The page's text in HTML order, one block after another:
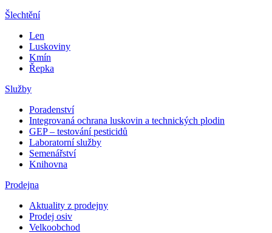
Šlechtění
Len
Luskoviny
Kmín
Řepka
Služby
Poradenství
Integrovaná ochrana luskovin a technických plodin
GEP – testování pesticidů
Laboratorní služby
Semenářství
Knihovna
Prodejna
Aktuality z prodejny
Prodej osiv
Velkoobchod